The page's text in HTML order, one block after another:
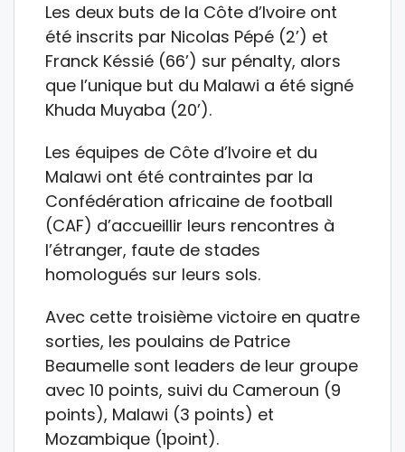
Les deux buts de la Côte d’Ivoire ont
été inscrits par Nicolas Pépé (2’) et
Franck Késsié (66’) sur pénalty, alors
que l’unique but du Malawi a été signé
Khuda Muyaba (20’).
Les équipes de Côte d’Ivoire et du
Malawi ont été contraintes par la
Confédération africaine de football
(CAF) d’accueillir leurs rencontres à
l’étranger, faute de stades
homologués sur leurs sols.
Avec cette troisième victoire en quatre
sorties, les poulains de Patrice
Beaumelle sont leaders de leur groupe
avec 10 points, suivi du Cameroun (9
points), Malawi (3 points) et
Mozambique (1point).